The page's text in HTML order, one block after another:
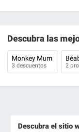
Descubra las
Monkey Mum
3 descuentos 2
Descubra el sitio